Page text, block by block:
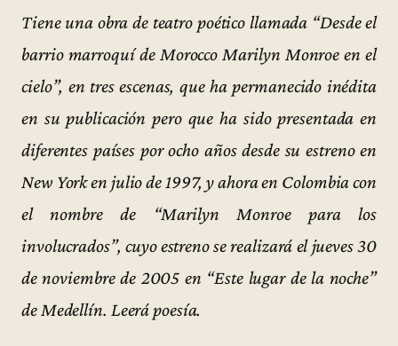
Tiene una obra de teatro poético llamada “Desde el
barrio marroquí de Morocco Marilyn Monroe en el
cielo”, en tres escenas, que ha permanecido inédita
en su publicación pero que ha sido presentada en
diferentes países por ocho años desde su estreno en
New York en julio de 1997, y ahora en Colombia con
el nombre de “Marilyn Monroe para los
involucrados”, cuyo estreno se realizará el jueves 30
de noviembre de 2005 en “Este lugar de la noche”
de Medellín. Leerá poesía.